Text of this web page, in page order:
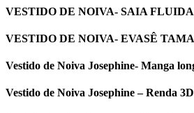
VESTIDO DE NOIVA- SAIA
VESTIDO DE NOIVA- EVASÊ
Vestido de Noiva Josephine- Manga
Vestido de Noiva Josephine – Renda